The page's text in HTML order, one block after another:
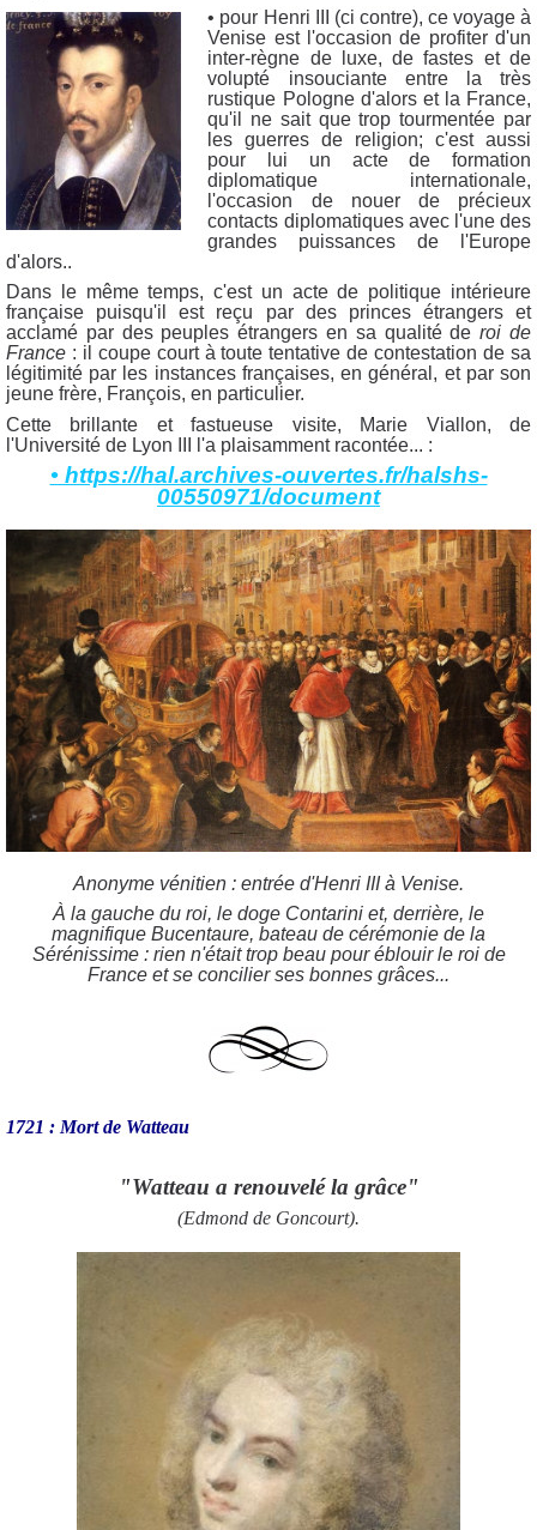
• pour Henri III (ci contre), ce voyage à
Venise est l'occasion de profiter d'un
inter-règne de luxe, de fastes et de
volupté insouciante entre la très
rustique Pologne d'alors et la France,
qu'il ne sait que trop tourmentée par
les guerres de religion; c'est aussi
pour lui un acte de formation
diplomatique internationale,
l'occasion de nouer de précieux
contacts diplomatiques avec l'une des
grandes puissances de l'Europe
d'alors..
Dans le même temps, c'est un acte de politique intérieure
française puisqu'il est reçu par des princes étrangers et
acclamé par des peuples étrangers en sa qualité deroi de
France : il coupe court à toute tentative de contestation de sa
légitimité par les instances françaises, en général, et par son
jeune frère, François, en particulier.
Cette brillante et fastueuse visite, Marie Viallon, de
l'Université de Lyon III l'a plaisamment racontée... :
• https://hal.archives-ouvertes.fr/halshs-
00550971/document
Anonyme vénitien : entrée d'Henri III à Venise.
À la gauche du roi, le doge Contarini et, derrière, le
magnifique Bucentaure, bateau de cérémonie de la
Sérénissime : rien n'était trop beau pour éblouir le roi de
France et se concilier ses bonnes grâces...
1721 : Mort de Watteau
"Watteau a renouvelé la grâce"
(Edmond de Goncourt).